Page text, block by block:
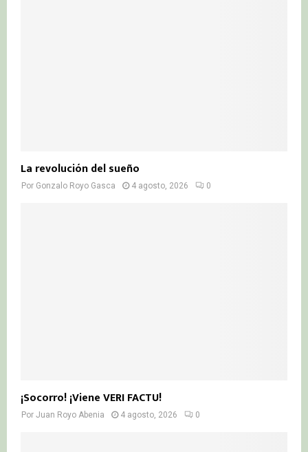
La revolución del sueño
Por Gonzalo Royo Gasca 4 agosto, 2026 0
¡Socorro! ¡Viene VERI FACTU!
Por Juan Royo Abenia 4 agosto, 2026 0